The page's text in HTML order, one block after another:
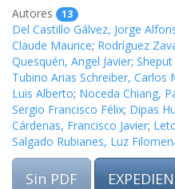
Autores 13
Del Castillo Gálvez, Jorge
Claude Maurice; Rodríguez
Quesquén, Angel Javier;
Tubino Arias Schreiber, Carlos
Luis Alberto; Noceda Chiang,
Sergio Francisco Félix; Dipas
Cárdenas, Francisco Javier;
Salgado Rubianes, Luz
Sin PDF